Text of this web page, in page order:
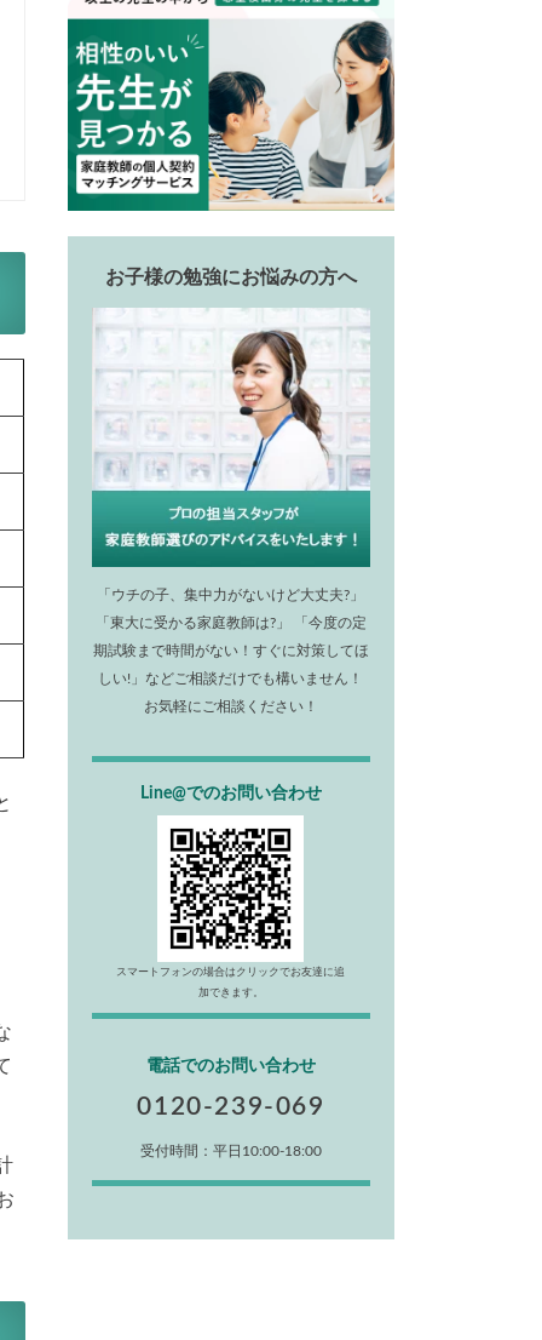
お子様の勉強にお悩みの方へ
「ウチの子、集中力がないけど大丈夫?」
「東大に受かる家庭教師は?」 「今度の定
期試験まで時間がない！すぐに対策してほ
しい!」などご相談だけでも構いません！
お気軽にご相談ください！
Line@でのお問い合わせ
スマートフォンの場合はクリックでお友達に追
加できます。
電話でのお問い合わせ
0120-239-069
受付時間：平日10:00-18:00